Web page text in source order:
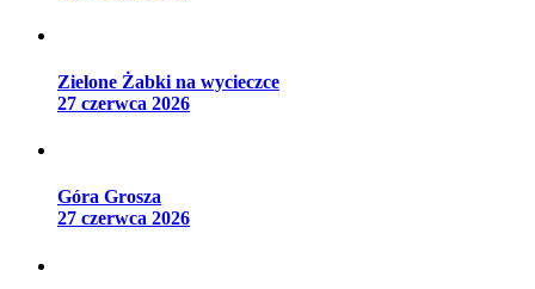
Zielone Żabki na wycieczce
27 czerwca 2026
Góra Grosza
27 czerwca 2026